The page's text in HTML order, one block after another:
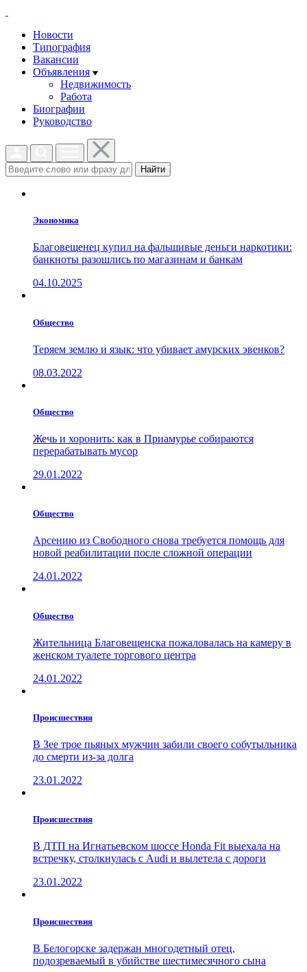
Новости
Типография
Вакансии
Объявления
Недвижимость
Работа
Биографии
Руководство
Найти
Экономика
Благовещенец купил на фальшивые деньги наркотики:
банкноты разошлись по магазинам и банкам
04.10.2025
Общество
Теряем землю и язык: что убивает амурских эвенков?
08.03.2022
Общество
Жечь и хоронить: как в Приамурье собираются
перерабатывать мусор
29.01.2022
Общество
Арсению из Свободного снова требуется помощь для
новой реабилитации после сложной операции
24.01.2022
Общество
Жительница Благовещенска пожаловалась на камеру в
женском туалете торгового центра
24.01.2022
Проиcшествия
В Зее трое пьяных мужчин забили своего собутыльника
до смерти из-за долга
23.01.2022
Проиcшествия
В ДТП на Игнатьевском шоссе Honda Fit выехала на
встречку, столкнулась с Audi и вылетела с дороги
23.01.2022
Проиcшествия
В Белогорске задержан многодетный отец,
подозреваемый в убийстве шестимесячного сына